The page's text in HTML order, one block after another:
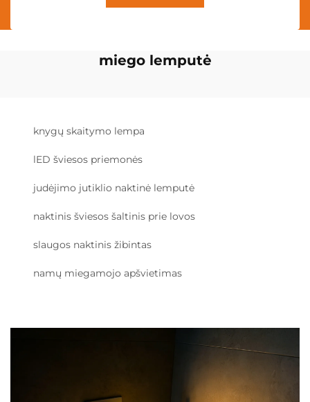
miego lemputė
knygų skaitymo lempa
lED šviesos priemonės
judėjimo jutiklio naktinė lemputė
naktinis šviesos šaltinis prie lovos
slaugos naktinis žibintas
namų miegamojo apšvietimas